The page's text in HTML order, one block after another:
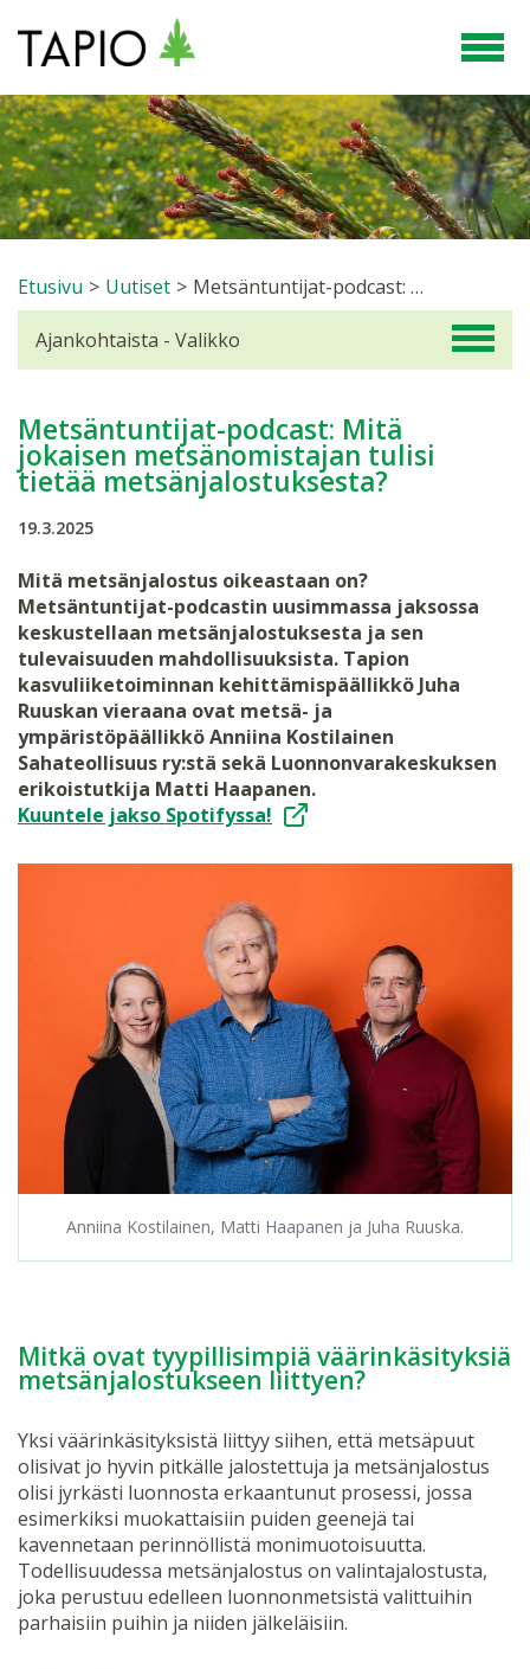
Etusivu > Uutiset > Metsäntuntijat-podcast: Mitä jokaisen metsänomistajan tulisi tietää metsänjalostuksesta?
Metsäntuntijat-podcast: Mitä
jokaisen metsänomistajan tulisi
tietää metsänjalostuksesta?
19.3.2025
Mitä metsänjalostus oikeastaan on?
Metsäntuntijat-podcastin uusimmassa jaksossa
keskustellaan metsänjalostuksesta ja sen
tulevaisuuden mahdollisuuksista. Tapion
kasvuliiketoiminnan kehittämispäällikkö Juha
Ruuskan vieraana ovat metsä- ja
ympäristöpäällikkö Anniina Kostilainen
Sahateollisuus ry:stä sekä Luonnonvarakeskuksen
erikoistutkija Matti Haapanen.
Kuuntele jakso Spotifyssa!
Anniina Kostilainen, Matti Haapanen ja Juha Ruuska.
Mitkä ovat tyypillisimpiä väärinkäsityksiä
metsänjalostukseen liittyen?
Yksi väärinkäsityksistä liittyy siihen, että metsäpuut
olisivat jo hyvin pitkälle jalostettuja ja metsänjalostus
olisi jyrkästi luonnosta erkaantunut prosessi, jossa
esimerkiksi muokattaisiin puiden geenejä tai
kavennetaan perinnöllistä monimuotoisuutta.
Todellisuudessa metsänjalostus on valintajalostusta,
joka perustuu edelleen luonnonmetsistä valittuihin
parhaisiin puihin ja niiden jälkeläisiin.
Ajankohtaista - Valikko